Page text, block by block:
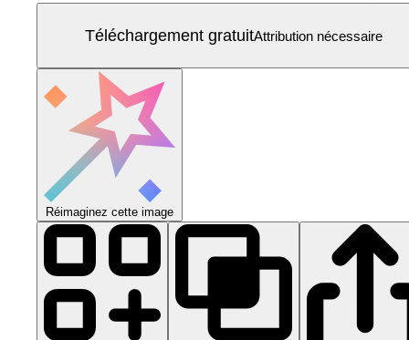
Téléchargement gratuitAttribution nécessaire
Réimaginez cette image